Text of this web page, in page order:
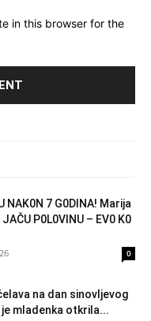
in this browser for the
NAK0N 7 G0DlNA! Marija
P0L0VINU – EV0 K0
0
na dan sinovljevog
mladenka otkrila...